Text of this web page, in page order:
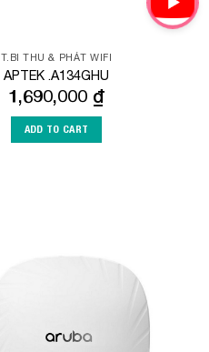
T.BI THU & PHÁT WIFI
APTEK .A134GHU
1,690,000 ₫
ADD TO CART
Add to
Wishlist